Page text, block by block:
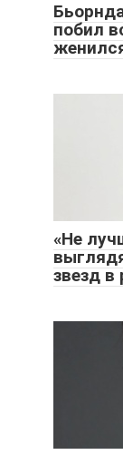
побил
«Не
звезд в